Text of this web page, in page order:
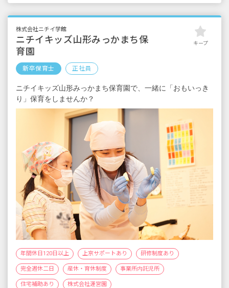
■賞与年3回（6月／12月／3月）2024年実績：
※経験・能力・会社業績によります
等の事情がある場合は支給額が0円になります
※試用期間3カ月／同条件
株式会社ニチイ学館
ニチイキッズ山形みっかまち保
育園
新卒保育士 正社員
キープ
ニチイキッズ山形みっかまち保育園で、一緒に「おもいっき
り」保育をしませんか？
年間休日120日以上 上京サポートあり 研修制度あり
完全週休二日 産休・育休制度 事業所内託児所
住宅補助あり 株式会社運営園